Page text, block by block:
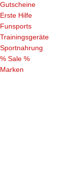
Gutscheine
Erste Hilfe
Funsports
Trainingsgeräte
Sportnahrung
% Sale %
Marken